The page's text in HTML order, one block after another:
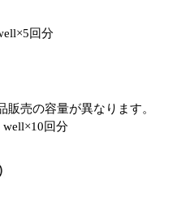
回分
販売の容量が異なります。
回分